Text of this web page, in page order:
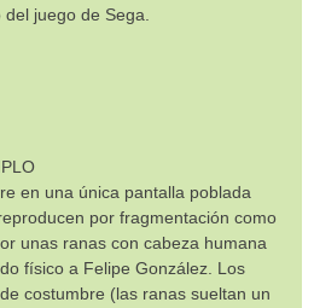
juego de Sega.
en una única pantalla poblada
por fragmentación como
unas ranas con cabeza humana
físico a Felipe González. Los
costumbre (las ranas sueltan un